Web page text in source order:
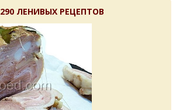
290 ЛЕНИВЫХ РЕЦЕПТОВ